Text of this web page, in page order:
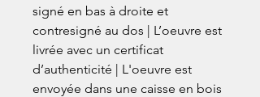
signé en bas à droite et
contresigné au dos | L’oeuvre est
livrée avec un certificat
d’authenticité | L'oeuvre est
envoyée dans une caisse en bois